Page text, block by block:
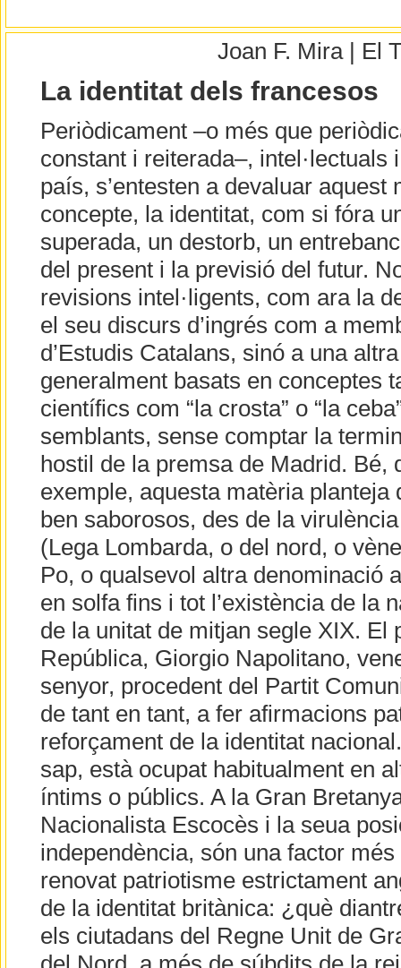
Joan F. Mira | El
La identitat dels francesos
Periòdicament –o més que
constant i reiterada–, intel·lectuals
país, s’entesten a devaluar aquest
concepte, la identitat, com si fóra
superada, un destorb, un
del present i la previsió del futur.
revisions intel·ligents, com ara la
el seu discurs d’ingrés com a
d’Estudis Catalans, sinó a una
generalment basats en conceptes
científics com “la crosta” o “la
semblants, sense comptar la
hostil de la premsa de Madrid. Bé,
exemple, aquesta matèria planteja
ben saborosos, des de la
(Lega Lombarda, o del nord, o
Po, o qualsevol altra denominació
en solfa fins i tot l’existència de la
de la unitat de mitjan segle XIX. El
República, Giorgio Napolitano,
senyor, procedent del Partit
de tant en tant, a fer afirmacions
reforçament de la identitat
sap, està ocupat habitualment en
íntims o públics. A la Gran
Nacionalista Escocès i la seua
independència, són una factor més
renovat patriotisme estrictament
de la identitat britànica: ¿què
els ciutadans del Regne Unit de